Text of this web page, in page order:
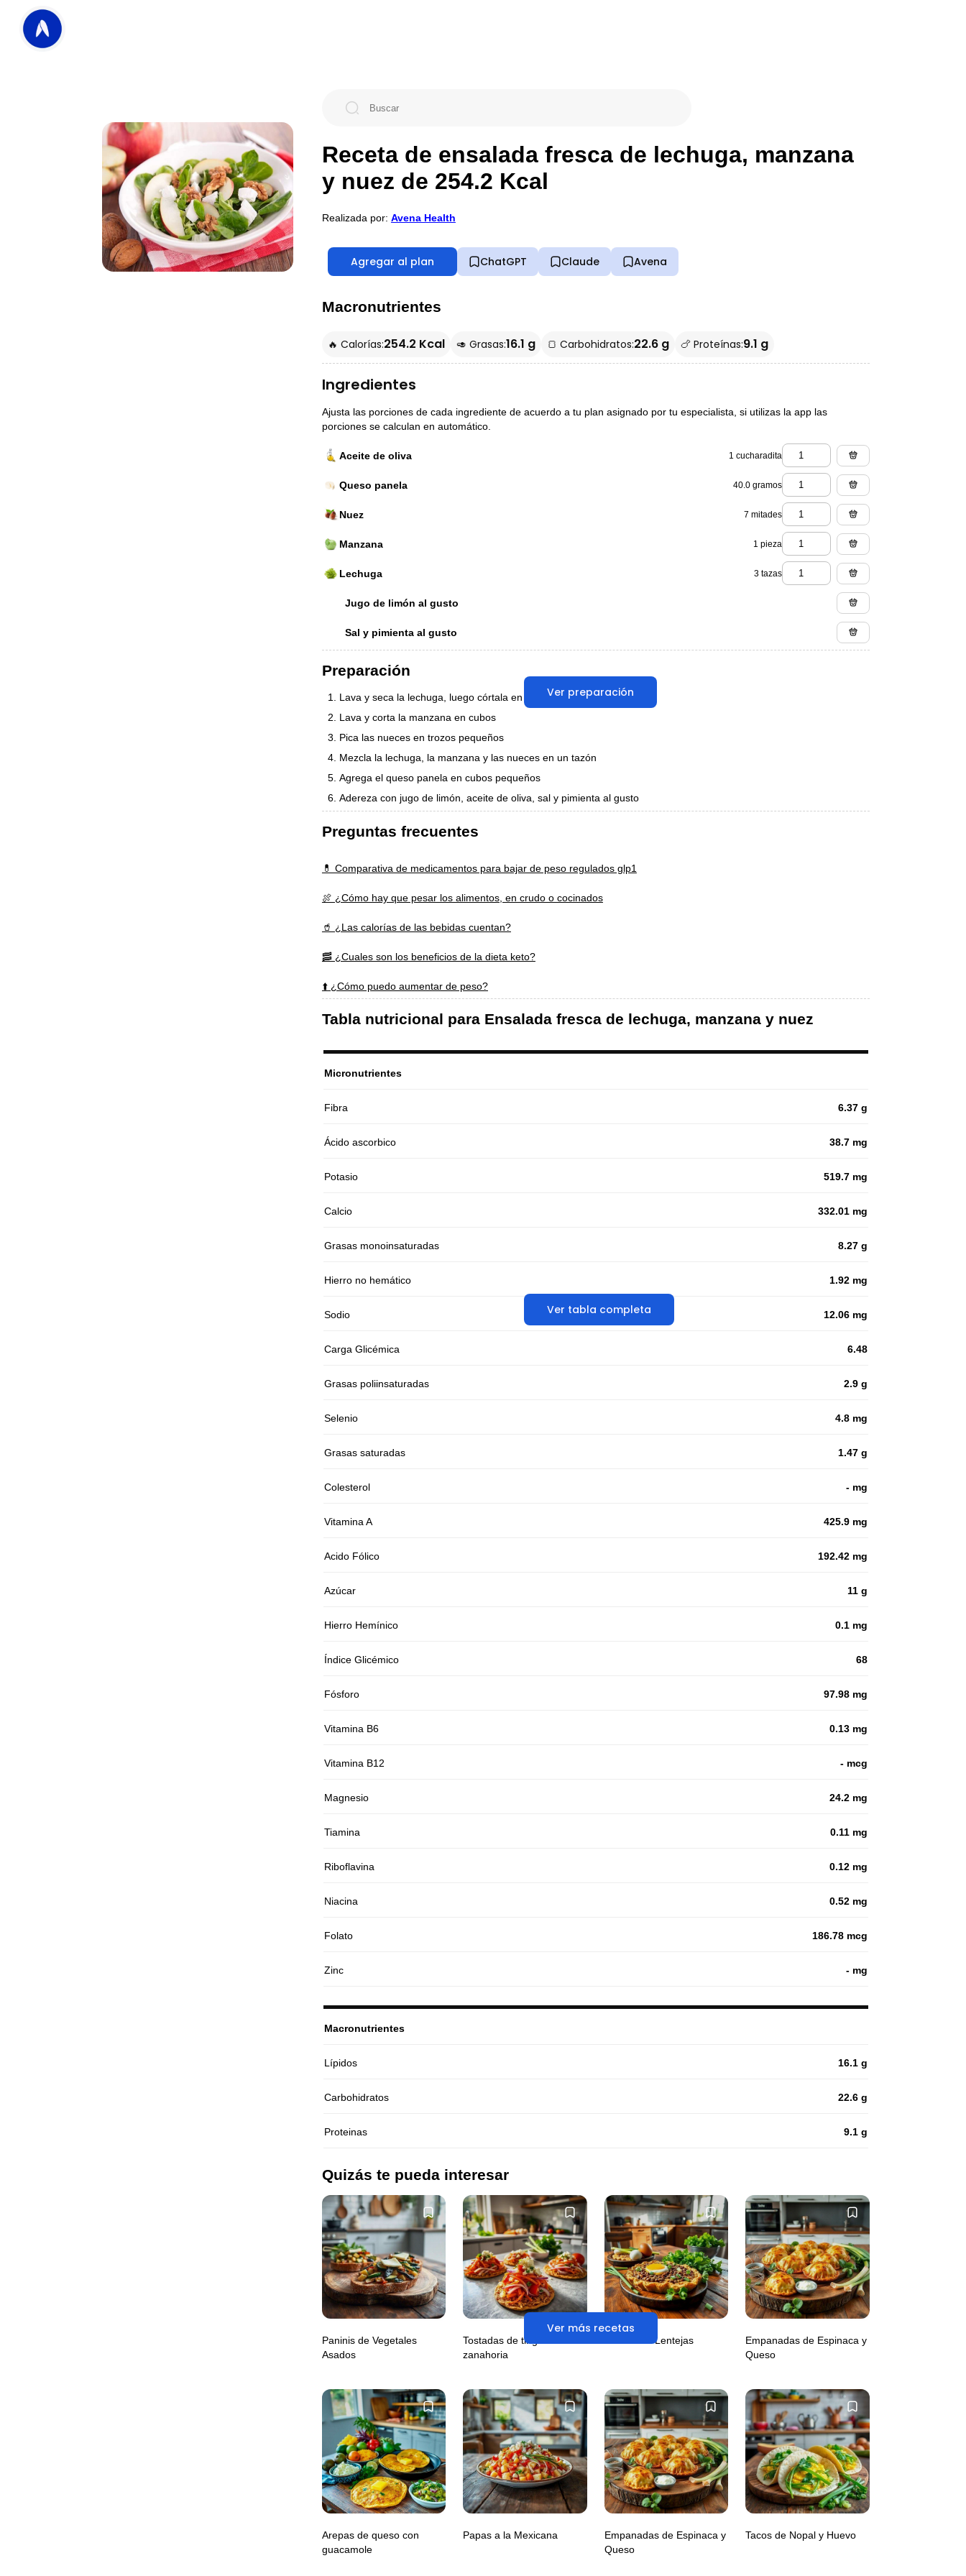
Receta de ensalada fresca de lechuga, manzana
y nuez de 254.2 Kcal
Realizada por: Avena Health
Agregar al plan ChatGPT Claude Avena
Macronutrientes
🔥 Calorías:254.2 Kcal 🥑 Grasas:16.1 g 🍞 Carbohidratos:22.6 g 🍗 Proteínas:9.1 g
Ingredientes
Ajusta las porciones de cada ingrediente de acuerdo a tu plan asignado por tu especialista, si utilizas la app las
porciones se calculan en automático.
Aceite de oliva 1 cucharadita
Queso panela 40.0 gramos
Nuez 7 mitades
Manzana 1 pieza
Lechuga 3 tazas
Jugo de limón al gusto
Sal y pimienta al gusto
Ver preparación
Preparación
Lava y seca la lechuga, luego córtala en trozos
Lava y corta la manzana en cubos
Pica las nueces en trozos pequeños
Mezcla la lechuga, la manzana y las nueces en un tazón
Agrega el queso panela en cubos pequeños
Adereza con jugo de limón, aceite de oliva, sal y pimienta al gusto
Preguntas frecuentes
💊 Comparativa de medicamentos para bajar de peso regulados glp1
🍖 ¿Cómo hay que pesar los alimentos, en crudo o cocinados
🥤 ¿Las calorías de las bebidas cuentan?
🥓 ¿Cuales son los beneficios de la dieta keto?
⬆️ ¿Cómo puedo aumentar de peso?
Tabla nutricional para Ensalada fresca de lechuga, manzana y nuez
Ver tabla completa
Micronutrientes
Fibra 6.37 g
Ácido ascorbico 38.7 mg
Potasio 519.7 mg
Calcio 332.01 mg
Grasas monoinsaturadas 8.27 g
Hierro no hemático 1.92 mg
Sodio 12.06 mg
Carga Glicémica 6.48
Grasas poliinsaturadas 2.9 g
Selenio 4.8 mg
Grasas saturadas 1.47 g
Colesterol - mg
Vitamina A 425.9 mg
Acido Fólico 192.42 mg
Azúcar 11 g
Hierro Hemínico 0.1 mg
Índice Glicémico 68
Fósforo 97.98 mg
Vitamina B6 0.13 mg
Vitamina B12 - mcg
Magnesio 24.2 mg
Tiamina 0.11 mg
Riboflavina 0.12 mg
Niacina 0.52 mg
Folato 186.78 mcg
Zinc - mg
Macronutrientes
Lípidos 16.1 g
Carbohidratos 22.6 g
Proteinas 9.1 g
Quizás te pueda interesar
Ver más recetas
Paninis de Vegetales
Asados
Tostadas de tinga de
zanahoria
Tortitas de Lentejas
Empanadas de Espinaca y
Queso
Arepas de queso con
guacamole
Papas a la Mexicana
Empanadas de Espinaca y
Queso
Tacos de Nopal y Huevo